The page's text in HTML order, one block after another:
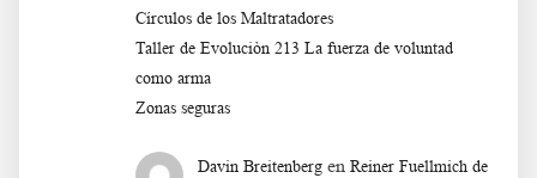
Círculos de los Maltratadores
Taller de Evoluciòn 213 La fuerza de voluntad
como arma
Zonas seguras
Davin Breitenberg en Reiner Fuellmich de